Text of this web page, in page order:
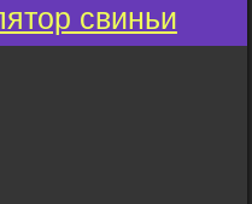
свиньи